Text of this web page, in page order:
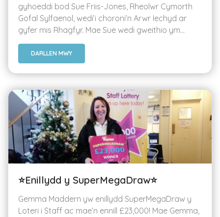
gyhoeddi bod Sue Friis-Jones, Rheolwr Cymorth
Gofal Sylfaenol, wedi’i choroni’n Arwr Iechyd ar
gyfer mis Rhagfyr. Mae Sue wedi gweithio ym...
DARLLEN MWY
⭐Enillydd y SuperMegaDraw⭐
Gemma Maddern yw enillydd SuperMegaDraw y
Loteri i Staff ac mae’n ennill £23,000! Mae Gemma,